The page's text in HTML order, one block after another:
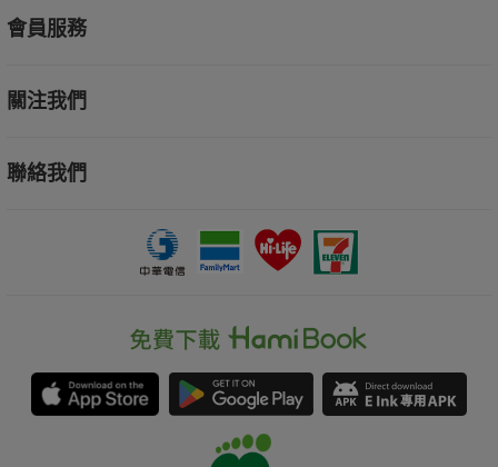
會員服務
關注我們
聯絡我們